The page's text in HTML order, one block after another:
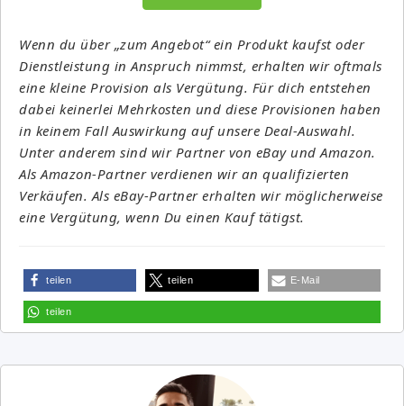
Wenn du über „zum Angebot“ ein Produkt kaufst oder
Dienstleistung in Anspruch nimmst, erhalten wir oftmals
eine kleine Provision als Vergütung. Für dich entstehen
dabei keinerlei Mehrkosten und diese Provisionen haben
in keinem Fall Auswirkung auf unsere Deal-Auswahl.
Unter anderem sind wir Partner von eBay und Amazon.
Als Amazon-Partner verdienen wir an qualifizierten
Verkäufen. Als eBay-Partner erhalten wir möglicherweise
eine Vergütung, wenn Du einen Kauf tätigst.
teilen teilen E-Mail
teilen